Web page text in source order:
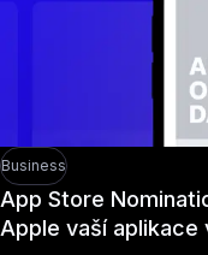
Business
App Store
Apple vaší aplikace